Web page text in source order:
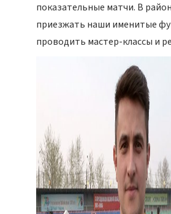
показательные матчи. В
приезжать наши именитые
проводить мастер-классы и